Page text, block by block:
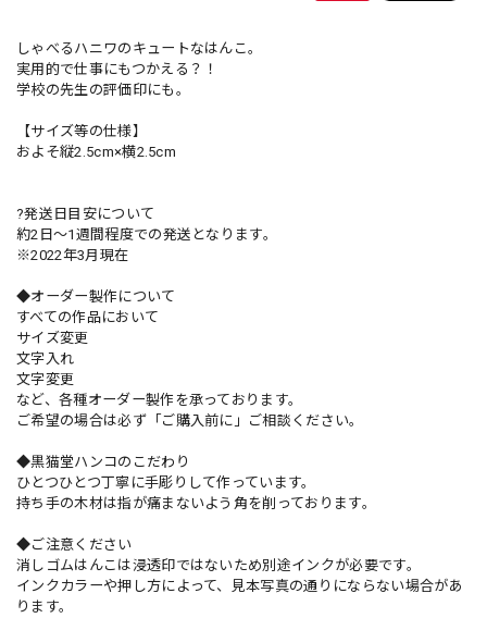
しゃべるハニワのキュートなはんこ。
実用的で仕事にもつかえる？！
学校の先生の評価印にも。
【サイズ等の仕様】
およそ縦2.5cm×横2.5cm
?発送日目安について
約2日〜1週間程度での発送となります。
※2022年3月現在
◆オーダー製作について
すべての作品において
サイズ変更
文字入れ
文字変更
など、各種オーダー製作を承っております。
ご希望の場合は必ず「ご購入前に」ご相談ください。
◆黒猫堂ハンコのこだわり
ひとつひとつ丁寧に手彫りして作っています。
持ち手の木材は指が痛まないよう角を削っております。
◆ご注意ください
消しゴムはんこは浸透印ではないため別途インクが必要です。
インクカラーや押し方によって、見本写真の通りにならない場合があ
ります。